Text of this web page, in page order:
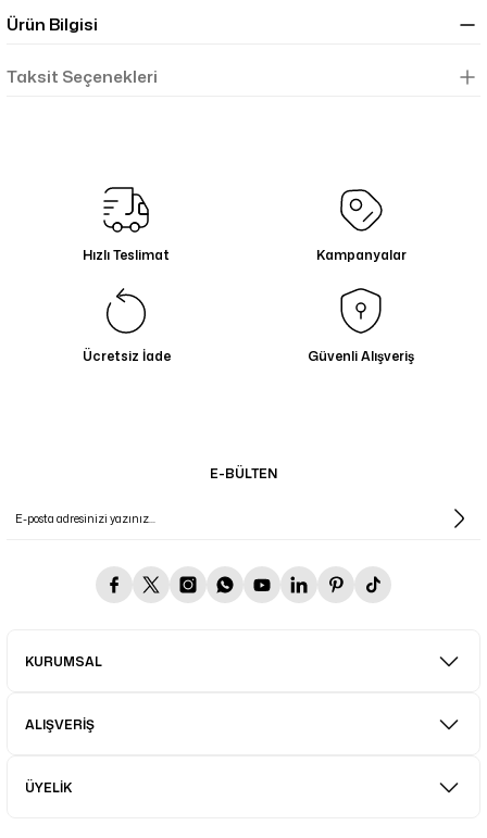
Ürün Bilgisi
Taksit Seçenekleri
Hızlı Teslimat Kampanyalar
Ücretsiz İade Güvenli Alışveriş
E-BÜLTEN
KURUMSAL
ALIŞVERİŞ
ÜYELİK